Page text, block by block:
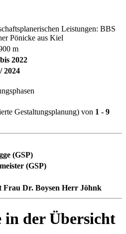
Leistungen: BBS
Pönicke aus Kiel
m
2022
2024
Gestaltungsplanung) von 1 - 9
(GSP)
(GSP)
Frau Dr. Boysen Herr Jöhnk
in der Übersicht